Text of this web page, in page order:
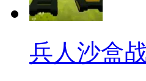
兵人沙盒